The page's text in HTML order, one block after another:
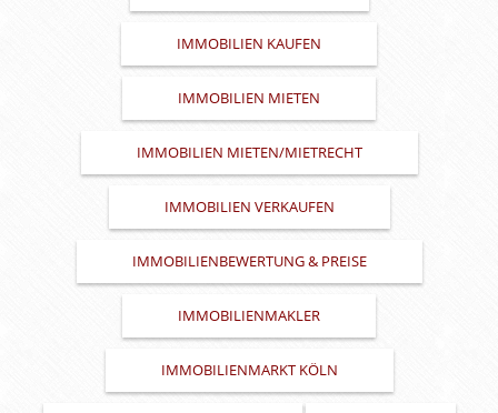
IMMOBILIEN KAUFEN
IMMOBILIEN MIETEN
IMMOBILIEN MIETEN/MIETRECHT
IMMOBILIEN VERKAUFEN
IMMOBILIENBEWERTUNG & PREISE
IMMOBILIENMAKLER
IMMOBILIENMARKT KÖLN